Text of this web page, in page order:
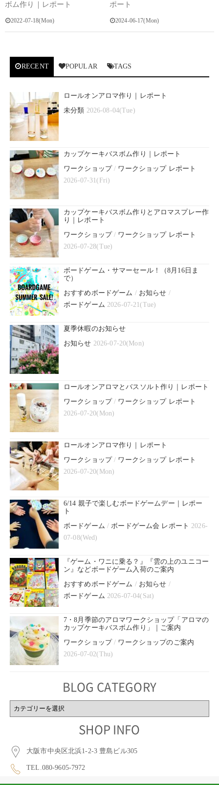
ボム作り｜レポート
2022-07-18(Mon)
ポート
2024-06-17(Mon)
RECENT POPULAR TAGS
ロールオンアロマ作り｜レポート
未分類 2026-08-04(Tue)
カップケーキバスボム作り｜レポート
ワークショップ/ ワークショップ レポート
2026-07-31(Fri)
カップケーキバスボム作りとアロマスプレー作
り｜レポート
ワークショップ/ ワークショップ レポート
2026-07-28(Tue)
ボードゲーム・サマーセール！（8月16日ま
で）
おすすめボードゲーム / お知らせ /
ボードゲーム 2026-07-21(Tue)
夏季休暇のお知らせ
お知らせ 2026-07-20(Mon)
ロールオンアロマとバスソルト作り｜レポート
ワークショップ/ ワークショップ レポート
2026-07-20(Mon)
ロールオンアロマ作り｜レポート
ワークショップ/ ワークショップ レポート
2026-07-20(Mon)
6/14 親子で楽しむボードゲームデー｜レポー
ト
ボードゲーム /ボードゲーム会 レポート 2026-
07-08(Wed)
『ゲーム・ワニに乗る？』『雲の上のユニコー
ン』などボードゲーム入荷のご案内
おすすめボードゲーム / お知らせ /
ボードゲーム 2026-07-04(Sat)
7・8月季節のアロマワークショップ「アロマの
カップケーキバスボム作り」｜ご案内
ワークショップ/ ワークショップのご案内
2026-07-02(Thu)
BLOG CATEGORY
BLOG
CATEGORY
SHOP INFO
大阪市中央区北浜1-2-3 豊島ビル305
TEL.080-9605-7972